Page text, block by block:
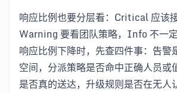
响应比例也要分层看：Critical 应该
Warning 要看团队策略，Info 不一定
响应比例下降时，先查四件事：告警
空间，分派策略是否命中正确人员或
是否真的送达，升级规则是否在无人